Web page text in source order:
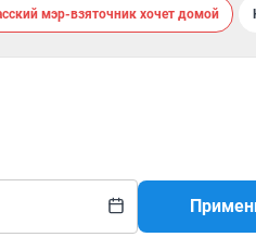
мэр-взяточник хочет домой